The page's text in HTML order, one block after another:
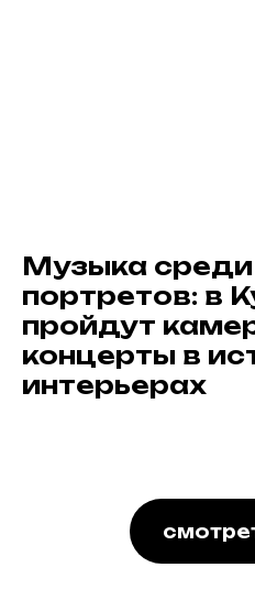
Музыка
портретов: в
пройдут
концерты в
интерьерах